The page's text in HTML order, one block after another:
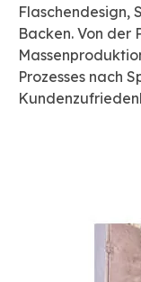
Flaschendesign,
Backen. Von der
Prozesses nach